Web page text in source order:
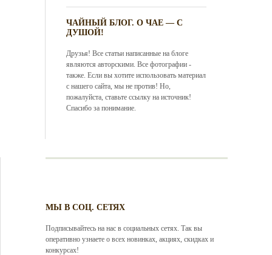
ЧАЙНЫЙ БЛОГ. О ЧАЕ — С
ДУШОЙ!
Друзья! Все статьи написанные на блоге
являются авторскими. Все фотографии -
также. Если вы хотите использовать материал
с нашего сайта, мы не против! Но,
пожалуйста, ставьте ссылку на источник!
Спасибо за понимание.
МЫ В СОЦ. СЕТЯХ
Подписывайтесь на нас в социальных сетях. Так вы
оперативно узнаете о всех новинках, акциях, скидках и
конкурсах!